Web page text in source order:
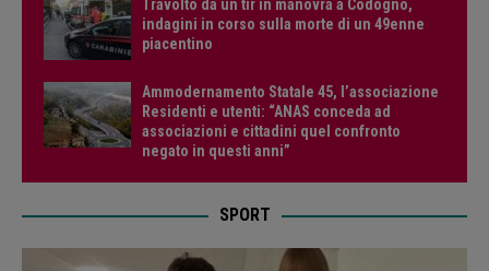
Travolto da un tir in manovra a Codogno,
indagini in corso sulla morte di un 49enne
piacentino
Ammodernamento Statale 45, l’associazione
Residenti e utenti: “ANAS conceda ad
associazioni e cittadini quel confronto
negato in questi anni”
SPORT